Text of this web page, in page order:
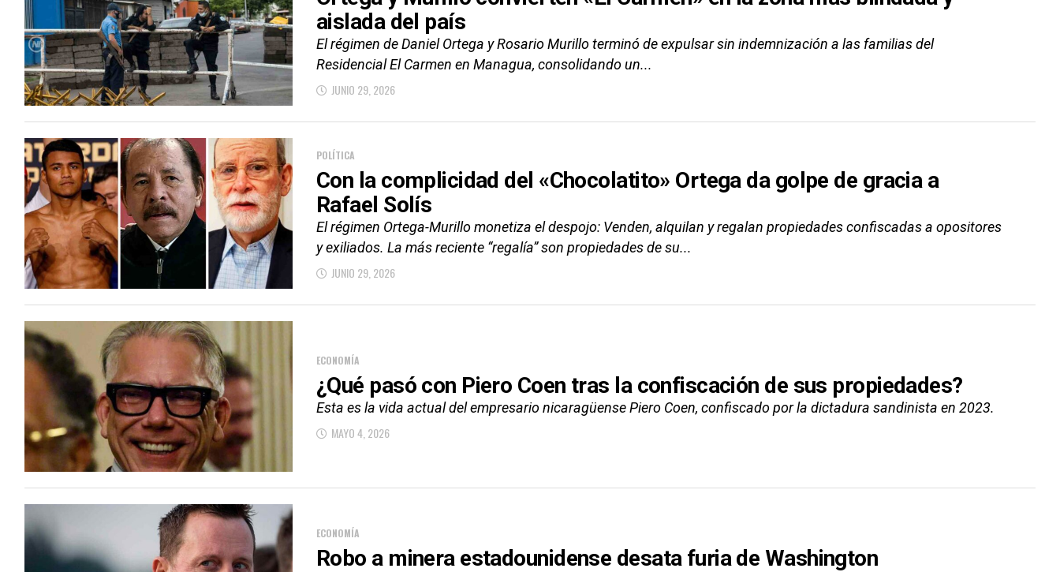
aislada del país
El régimen de Daniel Ortega y Rosario Murillo terminó de expulsar sin indemnización a las familias del
Residencial El Carmen en Managua, consolidando un...
JUNIO 29, 2026
POLÍTICA
Con la complicidad del «Chocolatito» Ortega da golpe de gracia a
Rafael Solís
El régimen Ortega-Murillo monetiza el despojo: Venden, alquilan y regalan propiedades confiscadas a opositores
y exiliados. La más reciente “regalía” son propiedades de su...
JUNIO 29, 2026
ECONOMÍA
¿Qué pasó con Piero Coen tras la confiscación de sus propiedades?
Esta es la vida actual del empresario nicaragüense Piero Coen, confiscado por la dictadura sandinista en 2023.
MAYO 4, 2026
ECONOMÍA
Robo a minera estadounidense desata furia de Washington